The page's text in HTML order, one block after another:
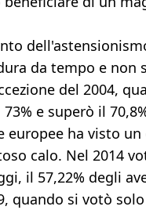
da tempo e non
del 2004,
e superò il
europee ha visto
calo. Nel 2014
il 57,22% degli
quando si votò